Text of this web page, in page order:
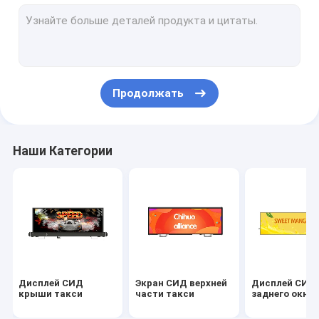
Экран СИД мотоцикла
Продолжать
Наши Категории
Дисплей СИД
крыши такси
Экран СИД верхней
части такси
Дисплей СИД
заднего окна